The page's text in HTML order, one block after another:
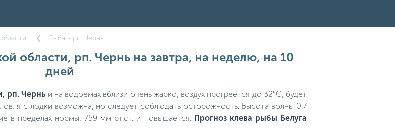
Рыба в рп. Чернь
области, рп. Чернь на завтра, на неделю, на 10
дней
рп. Чернь и на водоемах вблизи очень жарко, воздух прогреется до 32°C, будет
с лодки возможна, но следует соблюдать осторожность. Высота волны 0.7
в пределах нормы, 759 мм рт.ст. и повышается. Прогноз клева рыбы Белуга